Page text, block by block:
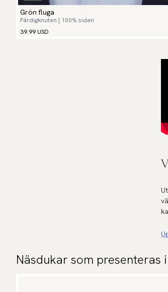
Grön fluga
Färdigknuten | 100% siden
39.99 USD
Näsdukar som presenteras